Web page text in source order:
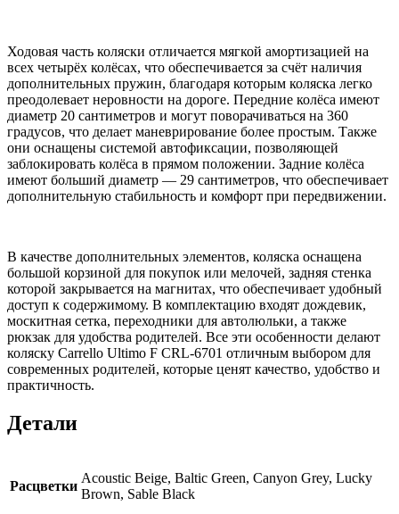
Ходовая часть коляски отличается мягкой амортизацией на
всех четырёх колёсах, что обеспечивается за счёт наличия
дополнительных пружин, благодаря которым коляска легко
преодолевает неровности на дороге. Передние колёса имеют
диаметр 20 сантиметров и могут поворачиваться на 360
градусов, что делает маневрирование более простым. Также
они оснащены системой автофиксации, позволяющей
заблокировать колёса в прямом положении. Задние колёса
имеют больший диаметр — 29 сантиметров, что обеспечивает
дополнительную стабильность и комфорт при передвижении.
В качестве дополнительных элементов, коляска оснащена
большой корзиной для покупок или мелочей, задняя стенка
которой закрывается на магнитах, что обеспечивает удобный
доступ к содержимому. В комплектацию входят дождевик,
москитная сетка, переходники для автолюльки, а также
рюкзак для удобства родителей. Все эти особенности делают
коляску Carrello Ultimo F CRL-6701 отличным выбором для
современных родителей, которые ценят качество, удобство и
практичность.
Детали
Расцветки
Acoustic Beige, Baltic Green, Canyon Grey, Lucky
Brown, Sable Black